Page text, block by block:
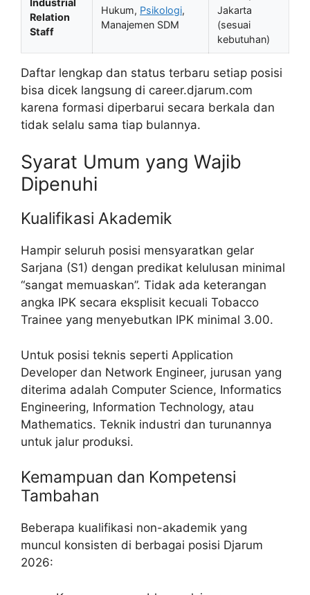
Industrial
Relation
Staff
Hukum, Psikologi,
Manajemen SDM
Jakarta
(sesuai
kebutuhan)
Daftar lengkap dan status terbaru setiap posisi
bisa dicek langsung di career.djarum.com
karena formasi diperbarui secara berkala dan
tidak selalu sama tiap bulannya.
Syarat Umum yang Wajib
Dipenuhi
Kualifikasi Akademik
Hampir seluruh posisi mensyaratkan gelar
Sarjana (S1) dengan predikat kelulusan minimal
“sangat memuaskan”. Tidak ada keterangan
angka IPK secara eksplisit kecuali Tobacco
Trainee yang menyebutkan IPK minimal 3.00.
Untuk posisi teknis seperti Application
Developer dan Network Engineer, jurusan yang
diterima adalah Computer Science, Informatics
Engineering, Information Technology, atau
Mathematics. Teknik industri dan turunannya
untuk jalur produksi.
Kemampuan dan Kompetensi
Tambahan
Beberapa kualifikasi non-akademik yang
muncul konsisten di berbagai posisi Djarum
2026: